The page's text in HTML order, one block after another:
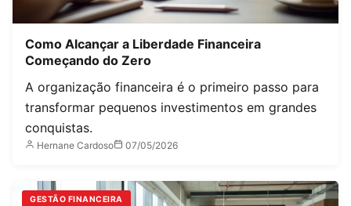
Como Alcançar a Liberdade Financeira
Começando do Zero
A organização financeira é o primeiro passo para
transformar pequenos investimentos em grandes
conquistas.
Hernane Cardoso 07/05/2026
GESTÃO FINANCEIRA